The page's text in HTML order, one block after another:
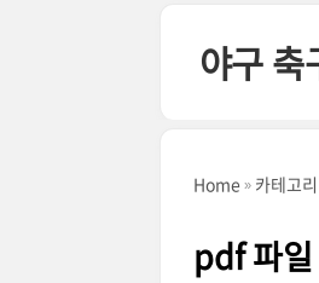
야구 축
Home 카테고
pdf 파일